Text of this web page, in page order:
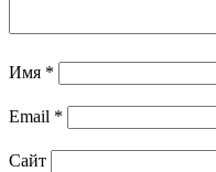
Имя *
Email *
Сайт